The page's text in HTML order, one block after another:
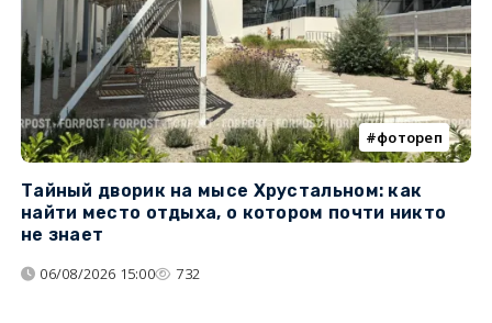
фотореп
Тайный дворик на мысе Хрустальном: как
найти место отдыха, о котором почти никто
не знает
06/08/2026 15:00 732